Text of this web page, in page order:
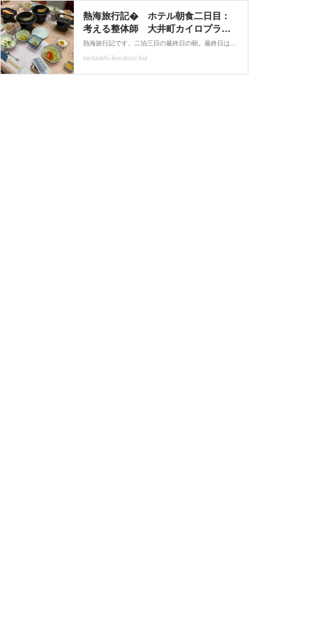
熱海旅行記� ホテル朝食二日目 :
考える整体師 大井町カイロプラク
ティック
熱海旅行記です。二泊三日の最終日の朝。最終日は曇りで始まり、後から雨が降る事は分かっています。昨夜に、大満足な夕食を食べた我々は、ぐっすり睡眠をとり・・・。 【ホテル・サンミ倶楽部】さんの二日目の朝食をいただく為に、会場へ。 会場は、一泊目と違い一階にある
seitaishi.livedoor.biz